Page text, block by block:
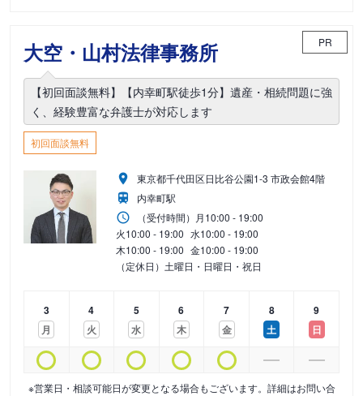
大空・山村法律事務所 PR
【初回面談無料】【内幸町駅徒歩1分】遺産・相続問題に強
く、経験豊富な弁護士が対応します
初回面談無料
東京都千代田区日比谷公園1-3 市政会館4階
内幸町駅
（受付時間） 月10:00 - 19:00
火10:00 - 19:00 水10:00 - 19:00
木10:00 - 19:00 金10:00 - 19:00
（定休日）土曜日・日曜日・祝日
3
月
4
火
5
水
6
木
7
金
8
土
9
日
※営業日・相談可能日が変更となる場合もございます。詳細はお問い合